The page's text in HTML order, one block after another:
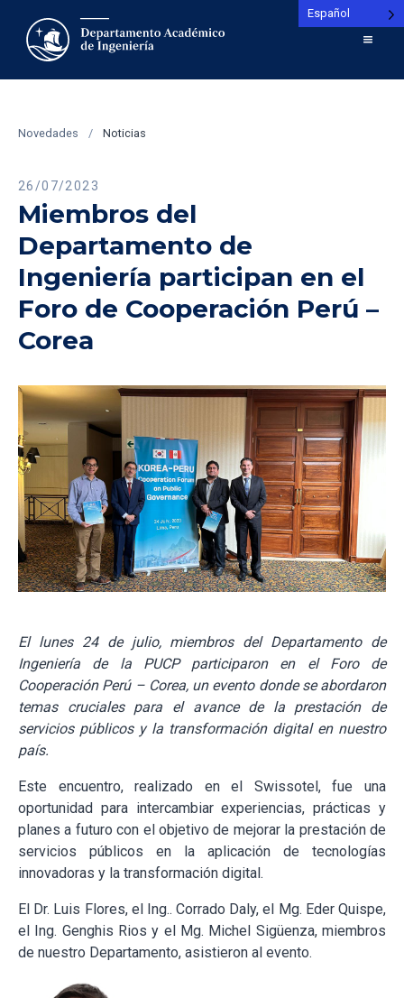
Novedades / Noticias
26/07/2023
Miembros del
Departamento de
Ingeniería participan en el
Foro de Cooperación Perú –
Corea
El lunes 24 de julio, miembros del Departamento de
Ingeniería de la PUCP participaron en el Foro de
Cooperación Perú – Corea, un evento donde se abordaron
temas cruciales para el avance de la prestación de
servicios públicos y la transformación digital en nuestro
país.
Este encuentro, realizado en el Swissotel, fue una
oportunidad para intercambiar experiencias, prácticas y
planes a futuro con el objetivo de mejorar la prestación de
servicios públicos en la aplicación de tecnologías
innovadoras y la transformación digital.
El Dr. Luis Flores, el Ing.. Corrado Daly, el Mg. Eder Quispe,
el Ing. Genghis Rios y el Mg. Michel Sigüenza, miembros
de nuestro Departamento, asistieron al evento.
Español